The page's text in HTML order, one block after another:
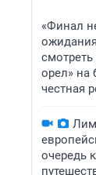
«Финал
орел» на
честная
очередь